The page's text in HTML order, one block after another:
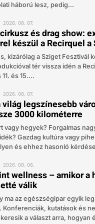
háború lesz, pedig...
2026. 08. 07.
és drag show:
készül a Recirquel a
kizárólag a Sziget Fesztivál
tér vissza idén a
és 15....
2026. 08. 07.
világ legszínesebb
3000 kilométerre
vagy hegyek? Forgalmas
Gazdag kultúra vagy
és ehhez hasonló
2026. 08. 06.
wellness – amikor a
válik
ma az egészségipar egyik
Konferenciák, kutatások és
a választ arra, hogyan